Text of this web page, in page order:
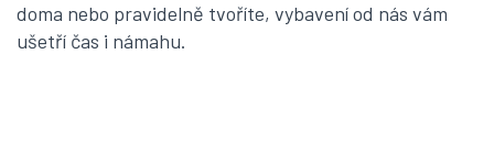
doma nebo pravidelně tvoříte, vybavení od nás vám
ušetří čas i námahu.